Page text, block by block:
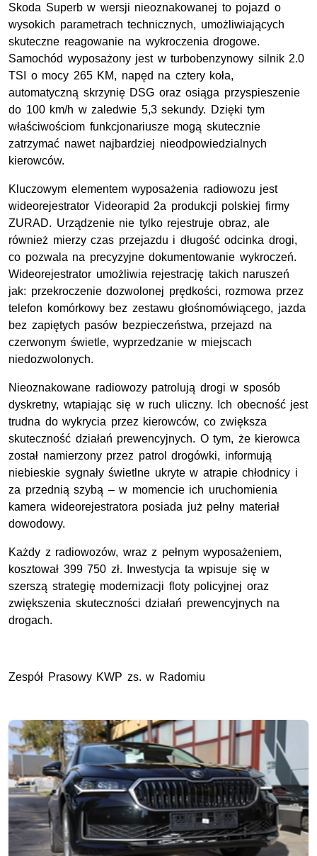
Skoda Superb w wersji nieoznakowanej to pojazd o
wysokich parametrach technicznych, umożliwiających
skuteczne reagowanie na wykroczenia drogowe.
Samochód wyposażony jest w turbobenzynowy silnik 2.0
TSI o mocy 265 KM, napęd na cztery koła,
automatyczną skrzynię DSG oraz osiąga przyspieszenie
do 100 km/h w zaledwie 5,3 sekundy. Dzięki tym
właściwościom funkcjonariusze mogą skutecznie
zatrzymać nawet najbardziej nieodpowiedzialnych
kierowców.
Kluczowym elementem wyposażenia radiowozu jest
wideorejestrator Videorapid 2a produkcji polskiej firmy
ZURAD. Urządzenie nie tylko rejestruje obraz, ale
również mierzy czas przejazdu i długość odcinka drogi,
co pozwala na precyzyjne dokumentowanie wykroczeń.
Wideorejestrator umożliwia rejestrację takich naruszeń
jak: przekroczenie dozwolonej prędkości, rozmowa przez
telefon komórkowy bez zestawu głośnomówiącego, jazda
bez zapiętych pasów bezpieczeństwa, przejazd na
czerwonym świetle, wyprzedzanie w miejscach
niedozwolonych.
Nieoznakowane radiowozy patrolują drogi w sposób
dyskretny, wtapiając się w ruch uliczny. Ich obecność jest
trudna do wykrycia przez kierowców, co zwiększa
skuteczność działań prewencyjnych. O tym, że kierowca
został namierzony przez patrol drogówki, informują
niebieskie sygnały świetlne ukryte w atrapie chłodnicy i
za przednią szybą – w momencie ich uruchomienia
kamera wideorejestratora posiada już pełny materiał
dowodowy.
Każdy z radiowozów, wraz z pełnym wyposażeniem,
kosztował 399 750 zł. Inwestycja ta wpisuje się w
szerszą strategię modernizacji floty policyjnej oraz
zwiększenia skuteczności działań prewencyjnych na
drogach.
Zespół Prasowy KWP zs. w Radomiu